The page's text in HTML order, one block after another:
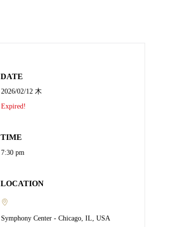
DATE
2026/02/12 木
Expired!
TIME
7:30 pm
LOCATION
Symphony Center - Chicago, IL, USA